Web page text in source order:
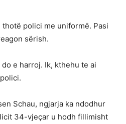
thotë polici me uniformë. Pasi
sërish.
e harroj. Ik, kthehu te ai
Schau, ngjarja ka ndodhur
34-vjeçar u hodh fillimisht